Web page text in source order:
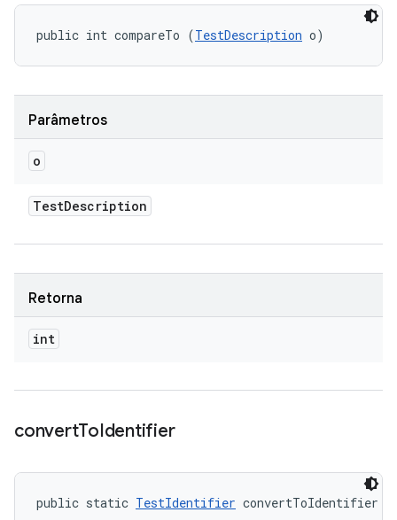
public int compareTo (TestDescription o)
Parâmetros
o
TestDescription
Retorna
int
convertToIdentifier
public static TestIdentifier convertToIdentifier (